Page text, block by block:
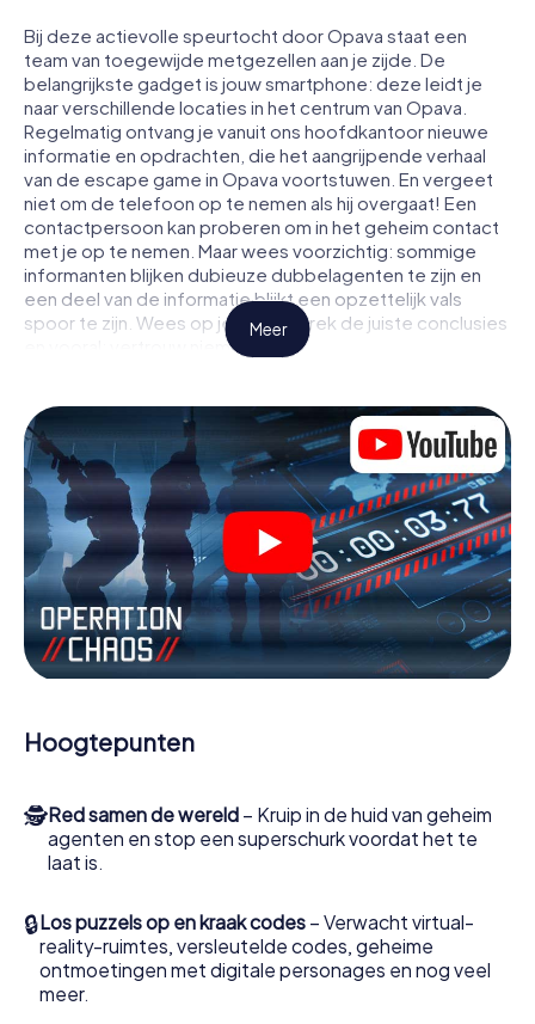
Bij deze actievolle speurtocht door Opava staat een
team van toegewijde metgezellen aan je zijde. De
belangrijkste gadget is jouw smartphone: deze leidt je
naar verschillende locaties in het centrum van Opava.
Regelmatig ontvang je vanuit ons hoofdkantoor nieuwe
informatie en opdrachten, die het aangrijpende verhaal
van de escape game in Opava voortstuwen. En vergeet
niet om de telefoon op te nemen als hij overgaat! Een
contactpersoon kan proberen om in het geheim contact
met je op te nemen. Maar wees voorzichtig: sommige
informanten blijken dubieuze dubbelagenten te zijn en
een deel van de informatie blijkt een opzettelijk vals
spoor te zijn. Wees op je hoede, trek de juiste conclusies
en vooral: vertrouw niemand!
niet opgesloten in een kamer waaruit je jezelf binnen een
bepaald tijdvenster moet bevrijden. Met deze
speurtocht met een smartphone wordt heel Opava jouw
speelveld! De technische voorwaarden voor jouw
avontuur in Opava zijn een smartphone en toegang tot het
mobiel internet. Met één klik krijg jij toegang tot onze app.
Je hoeft niets te installeren om door interactieve video's,
lastige minigames of andere functies in de actie te
worden getrokken.
Werk samen als een team, onderschep vijandige
spionnen en lok de handlangers van de schurk naar je toe.
excelleren om de slechteriken te stoppen. In
tegenstelling tot James Bond en Co. zullen jouw daden
jezelf en jouw team in de hoogste score van Opava en
krijg toegang tot jouw eigen fotogalerij. De escape game
van myCityHunt verandert Opava in jouw eigen
wereld van spionage en geheime agenten en verander
Opava in een escaperoom in de buitenlucht!
Meer
Hoogtepunten
🕵Red samen de wereld – Kruip in de huid van geheim
agenten en stop een superschurk voordat het te
laat is.
🔒Los puzzels op en kraak codes – Verwacht virtual-
reality-ruimtes, versleutelde codes, geheime
ontmoetingen met digitale personages en nog veel
meer.